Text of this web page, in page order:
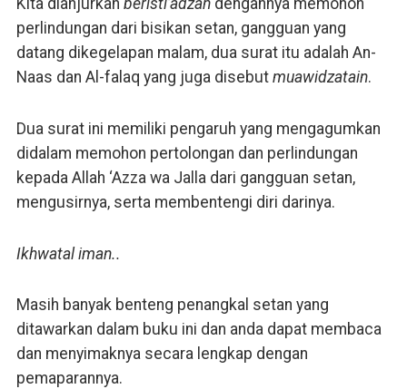
perlindungan dari bisikan setan, gangguan yang
datang dikegelapan malam, dua surat itu adalah An-
Naas dan Al-falaq yang juga disebut muawidzatain.
Dua surat ini memiliki pengaruh yang mengagumkan
didalam memohon pertolongan dan perlindungan
kepada Allah ‘Azza wa Jalla dari gangguan setan,
mengusirnya, serta membentengi diri darinya.
Ikhwatal iman..
Masih banyak benteng penangkal setan yang
ditawarkan dalam buku ini dan anda dapat membaca
dan menyimaknya secara lengkap dengan
pemaparannya.